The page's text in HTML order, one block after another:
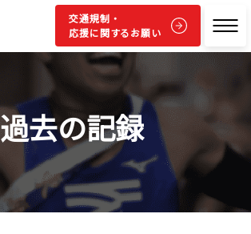
交通規制・
応援に関するお願い
過去の記録